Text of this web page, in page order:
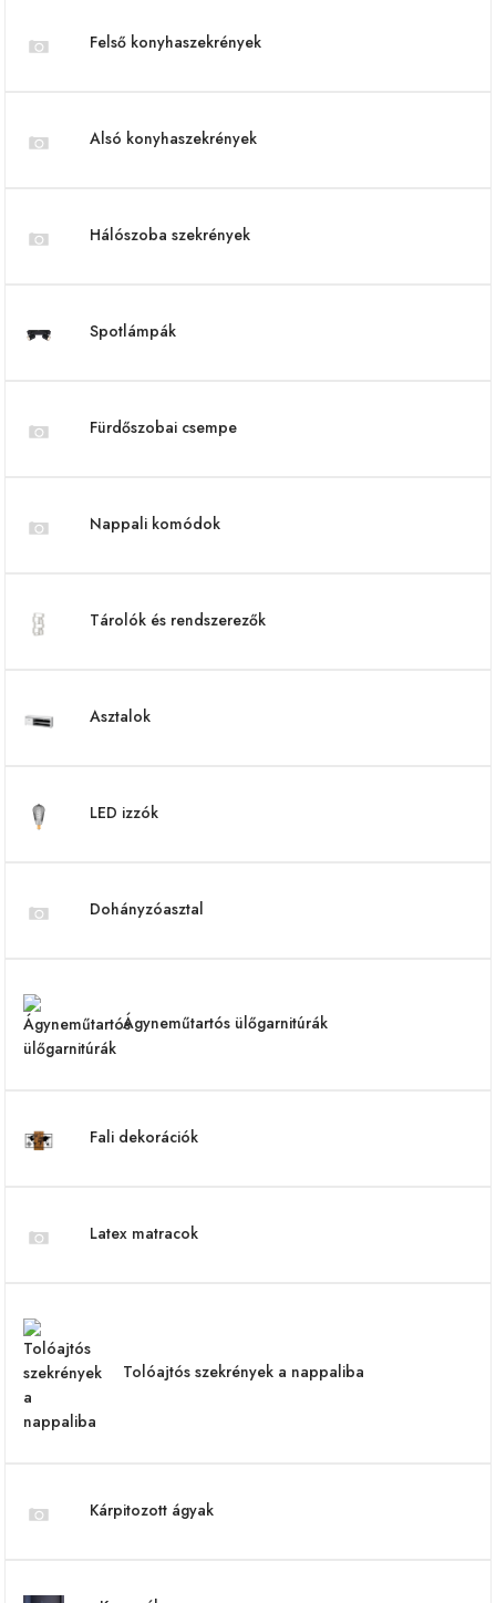
Felső konyhaszekrények
Alsó konyhaszekrények
Hálószoba szekrények
Spotlámpák
Fürdőszobai csempe
Nappali komódok
Tárolók és rendszerezők
Asztalok
LED izzók
Dohányzóasztal
Ágyneműtartós ülőgarnitúrák
Fali dekorációk
Latex matracok
Tolóajtós szekrények a nappaliba
Kárpitozott ágyak